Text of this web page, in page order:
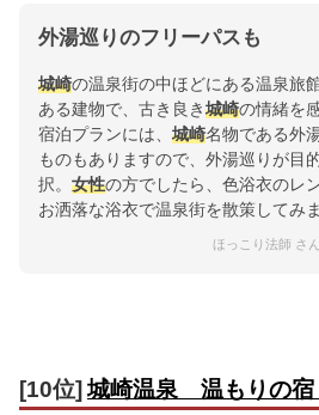
外湯巡りのフリーパスも
城崎の温泉街の中ほどにある温泉旅
ある建物で、古き良き城崎の情緒を
宿泊プランには、 城崎名物である外
ものもありますので、外湯巡りが目
択。 女性の方でしたら、色浴衣のレ
お洒落な浴衣で温泉街を散策してみ
ほっこり法師 さ
[10位] 城崎温泉 温もりの